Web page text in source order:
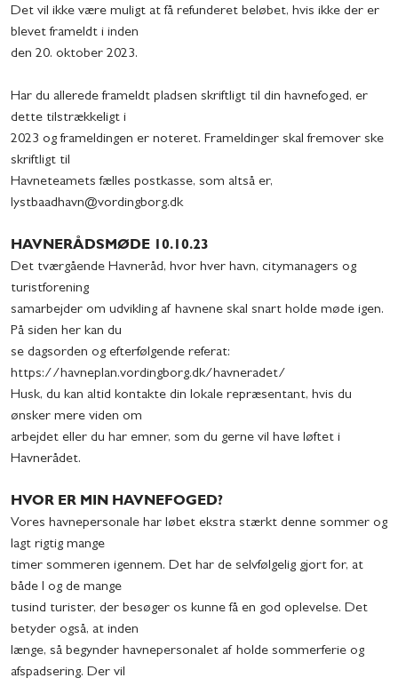
Det vil ikke være muligt at få refunderet beløbet, hvis ikke der er
blevet frameldt i inden
den 20. oktober 2023.
Har du allerede frameldt pladsen skriftligt til din havnefoged, er
dette tilstrækkeligt i
2023 og frameldingen er noteret. Frameldinger skal fremover ske
skriftligt til
Havneteamets fælles postkasse, som altså er,
lystbaadhavn@vordingborg.dk
HAVNERÅDSMØDE 10.10.23
Det tværgående Havneråd, hvor hver havn, citymanagers og
turistforening
samarbejder om udvikling af havnene skal snart holde møde igen.
På siden her kan du
se dagsorden og efterfølgende referat:
https://havneplan.vordingborg.dk/havneradet/
Husk, du kan altid kontakte din lokale repræsentant, hvis du
ønsker mere viden om
arbejdet eller du har emner, som du gerne vil have løftet i
Havnerådet.
HVOR ER MIN HAVNEFOGED?
Vores havnepersonale har løbet ekstra stærkt denne sommer og
lagt rigtig mange
timer sommeren igennem. Det har de selvfølgelig gjort for, at
både I og de mange
tusind turister, der besøger os kunne få en god oplevelse. Det
betyder også, at inden
længe, så begynder havnepersonalet af holde sommerferie og
afspadsering. Der vil